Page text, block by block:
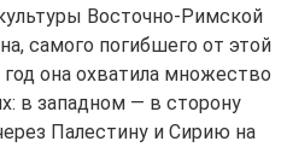
Восточно-Римской
самого погибшего от этой
она охватила множество
в западном — в сторону
Палестину и Сирию на